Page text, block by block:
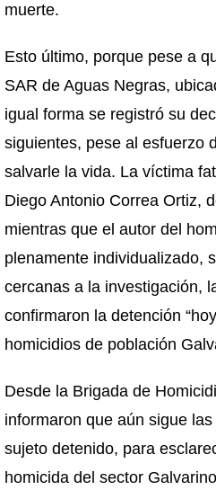
muerte.
Esto último, porque pese a
SAR de Aguas Negras,
igual forma se registró su
siguientes, pese al esfuerzo
salvarle la vida. La víctima
Diego Antonio Correa Ortiz,
mientras que el autor del
plenamente individualizado,
cercanas a la investigación,
confirmaron la detención
homicidios de población
Desde la Brigada de
informaron que aún sigue
sujeto detenido, para
homicida del sector